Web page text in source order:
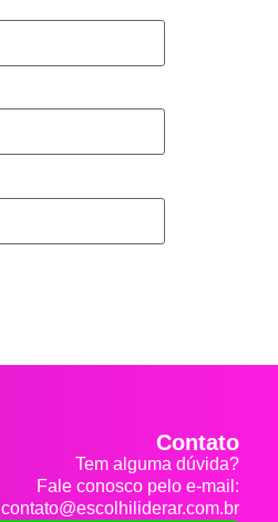
Contato
Tem alguma dúvida?
Fale conosco pelo e-mail:
contato@escolhiliderar.com.br